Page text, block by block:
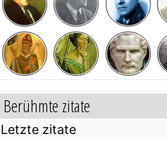
Berühmte zitate
Letzte zitate